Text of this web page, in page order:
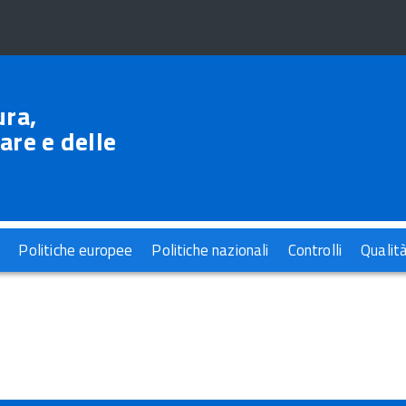
e delle
Politiche europee Politiche nazionali Controlli